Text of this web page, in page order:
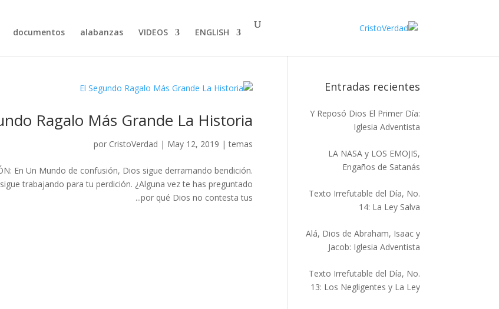
ENGLISH
VIDEOS
alabanzas
documentos
Ragalo Más Grande La Historia
por CristoVerdad | May 12, 2019 |temas
En Un Mundo de confusión, Dios sigue derramando bendición.
trabajando para tu perdición. ¿Alguna vez te has preguntado
por qué Dios no contesta tus...
Entradas recientes
Y Reposó Dios El Primer Día:
Iglesia Adventista
LA NASA y LOS EMOJIS,
Engaños de Satanás
Texto Irrefutable del Día, No.
14: La Ley Salva
Alá, Dios de Abraham, Isaac y
Jacob: Iglesia Adventista
Texto Irrefutable del Día, No.
13: Los Negligentes y La Ley